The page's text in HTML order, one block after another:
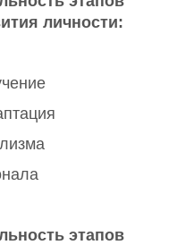
личности:
этапов